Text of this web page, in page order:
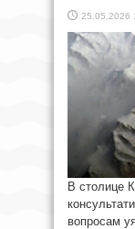
25.05.2026
В столице
вопросам